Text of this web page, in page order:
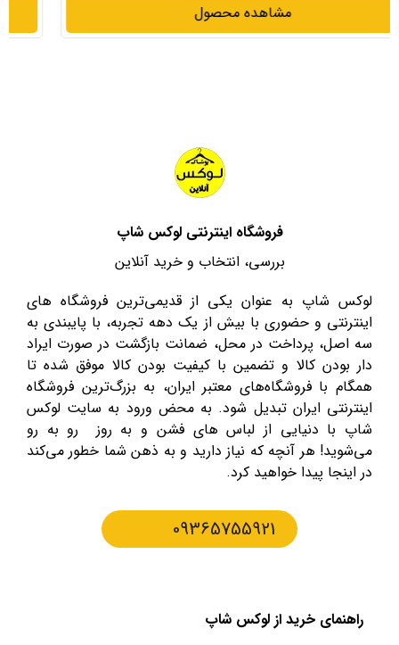
مشاهده محصول
فروشگاه اینترنتی لوکس شاپ
بررسی، انتخاب و خرید آنلاین
لوکس شاپ به عنوان یکی از قدیمی‌ترین فروشگاه های
اینترنتی و حضوری با بیش از یک دهه تجربه، با پایبندی به
سه اصل، پرداخت در محل، ضمانت بازگشت در صورت ایراد
دار بودن کالا و تضمین با کیفیت بودن کالا موفق شده تا
همگام با فروشگاه‌های معتبر ایران، به بزرگ‌ترین فروشگاه
اینترنتی ایران تبدیل شود. به محض ورود به سایت لوکس
شاپ با دنیایی از لباس های فشن و به روز رو به رو
می‌شوید! هر آنچه که نیاز دارید و به ذهن شما خطور می‌کند
در اینجا پیدا خواهید کرد.
09365755921
راهنمای خرید از لوکس شاپ